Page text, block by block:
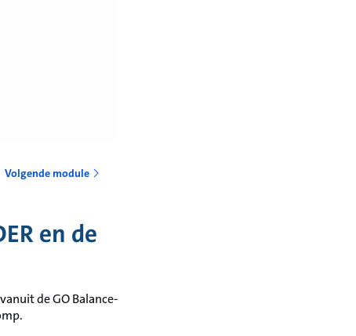
Volgende module
en de
de GO Balance-